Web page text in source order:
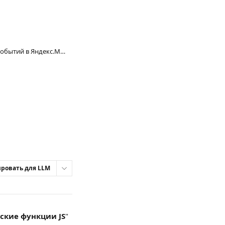
JS functions. Передача событий в Яндекс.Метрика "В момент поднятия трубки"
для LLM
функции JS"